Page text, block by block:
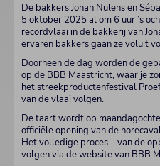
De bakkers Johan Nulens en
5 oktober 2025 al om 6 uur ’s
recordvlaai in de bakkerij van
ervaren bakkers gaan ze voluit
Doorheen de dag worden de
op de BBB Maastricht, waar je
het streekproductenfestival
van de vlaai volgen.
De taart wordt op
officiële opening van de
Het volledige proces – van de
volgen via de website van BBB